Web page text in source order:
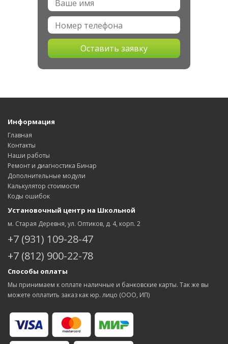
Оставить заявку
Информация
Главная
Контакты
Наши работы
Ремонт и диагностика Бинар
Дополнительные модули
Калькулятор стоимости
Коды ошибок
Установочный центр на Школьной
м. Старая Деревня, ул. Оптиков, д. 4, корп. 2
+7 (931) 109-28-47
+7 (812) 900-22-78
Способы оплаты
Мы принимаем к оплате наличные и банковские карты. Так же вы
можете оплатить заказ как юр. лицо (ООО, ИП)